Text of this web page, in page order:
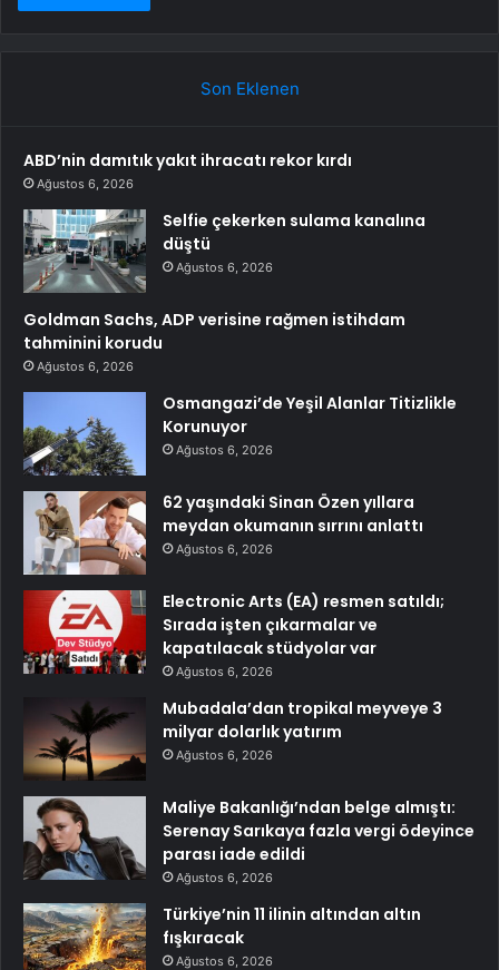
Son Eklenen
ABD’nin damıtık yakıt ihracatı rekor kırdı
Ağustos 6, 2026
Selfie çekerken sulama kanalına
düştü
Ağustos 6, 2026
Goldman Sachs, ADP verisine rağmen istihdam
tahminini korudu
Ağustos 6, 2026
Osmangazi’de Yeşil Alanlar Titizlikle
Korunuyor
Ağustos 6, 2026
62 yaşındaki Sinan Özen yıllara
meydan okumanın sırrını anlattı
Ağustos 6, 2026
Electronic Arts (EA) resmen satıldı;
Sırada işten çıkarmalar ve
kapatılacak stüdyolar var
Ağustos 6, 2026
Mubadala’dan tropikal meyveye 3
milyar dolarlık yatırım
Ağustos 6, 2026
Maliye Bakanlığı’ndan belge almıştı:
Serenay Sarıkaya fazla vergi ödeyince
parası iade edildi
Ağustos 6, 2026
Türkiye’nin 11 ilinin altından altın
fışkıracak
Ağustos 6, 2026